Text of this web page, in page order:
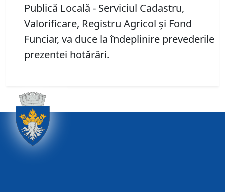
Publică Locală - Serviciul Cadastru,
Valorificare, Registru Agricol și Fond
Funciar, va duce la îndeplinire prevederile
prezentei hotărâri.